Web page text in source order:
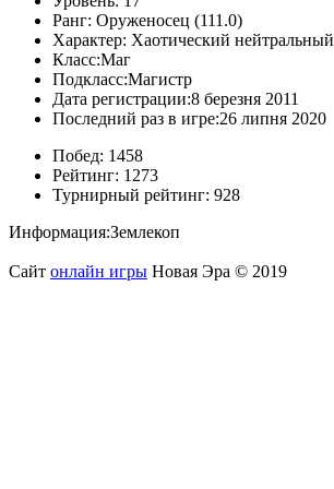
Ранг: Оруженосец (111.0)
Характер: Хаотический нейтральный
Класс:Маг
Подкласс:Магистр
Дата регистрации:8 березня 2011
Последний раз в игре:26 липня 2020
Побед: 1458
Рейтинг: 1273
Турнирный рейтинг: 928
Информация:Землекоп
Сайт онлайн игры Новая Эра © 2019